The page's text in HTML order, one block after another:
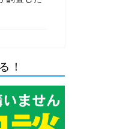
！